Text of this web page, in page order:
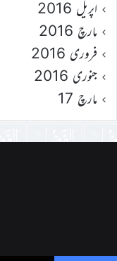
اپریل 2016
مارچ 2016
فروری 2016
جنوری 2016
مارچ 17